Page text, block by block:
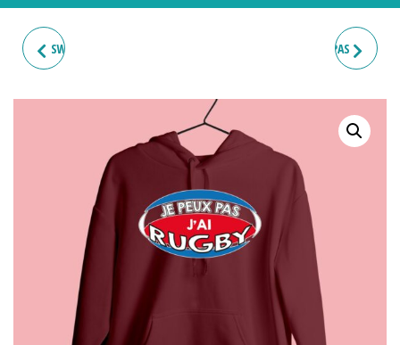
SWEAT HOMME "JE PEUX PAS SWEAT HOMME "JE PEUX PAS